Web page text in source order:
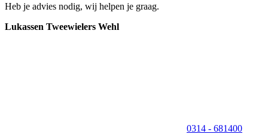
Heb je advies nodig, wij helpen je graag.
Lukassen Tweewielers Wehl
0314 - 681400